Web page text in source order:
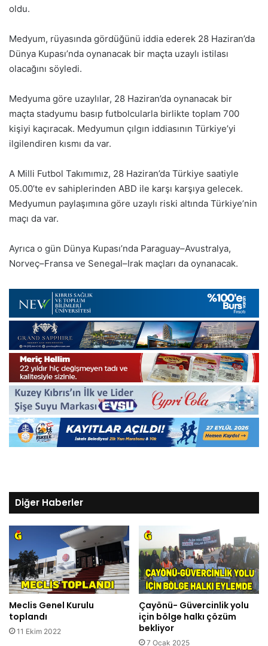
oldu.
Medyum, rüyasında gördüğünü iddia ederek 28 Haziran’da
Dünya Kupası’nda oynanacak bir maçta uzaylı istilası
olacağını söyledi.
Medyuma göre uzaylılar, 28 Haziran’da oynanacak bir
maçta stadyumu basıp futbolcularla birlikte toplam 700
kişiyi kaçıracak. Medyumun çılgın iddiasının Türkiye’yi
ilgilendiren kısmı da var.
A Milli Futbol Takımımız, 28 Haziran’da Türkiye saatiyle
05.00’te ev sahiplerinden ABD ile karşı karşıya gelecek.
Medyumun paylaşımına göre uzaylı riski altında Türkiye’nin
maçı da var.
Ayrıca o gün Dünya Kupası’nda Paraguay–Avustralya,
Norveç–Fransa ve Senegal–Irak maçları da oynanacak.
Diğer Haberler
Meclis Genel Kurulu
toplandı
11 Ekim 2022
Çayönü- Güvercinlik yolu
için bölge halkı çözüm
bekliyor
7 Ocak 2025